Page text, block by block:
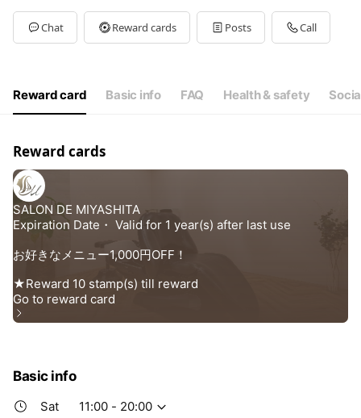
Sun11:00 - 20:00
Mon12:00 - 21:00
Tue
12:00 - 21:00
Sat11:00 - 20:00
毎週水曜日は定休日の為お休みになります。
Chat Reward cards Posts Call
Reward card Basic info FAQ Health & safety
Reward cards
Basic info
Sat
11:00 - 20:00